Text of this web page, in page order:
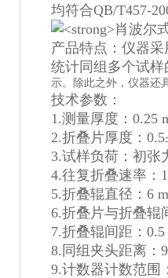
均符合QB/T457-
产品特点：仪器
统计同组多个试
示。除此之外，仪器还
技术参数：
1.测量厚度：0.25
2.折叠片厚度：
3.试样负荷：初张
4.往复折叠速率：
5.折叠辊直径：6
6.折叠片与折叠辊
7.折叠辊间距：0.5
8.同组夹头距离：
9.计数器计数范围